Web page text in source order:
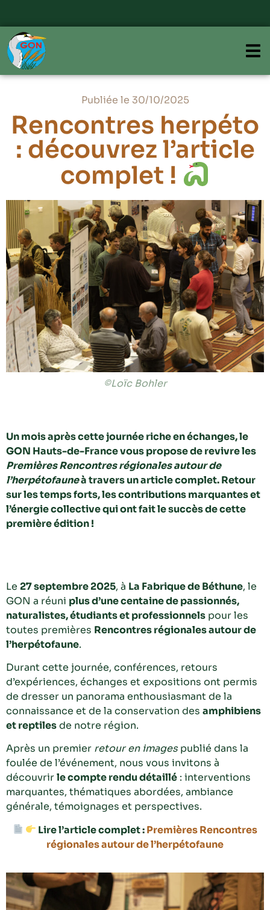
Publiée le 30/10/2025
Rencontres herpéto
: découvrez l’article
complet !
©Loïc Bohler
Un mois après cette journée riche en échanges, le
GON Hauts-de-France vous propose de revivre les
Premières Rencontres régionales autour de
l’herpétofauneà travers un article complet. Retour
sur les temps forts, les contributions marquantes et
l’énergie collective qui ont fait le succès de cette
première édition !
Le 27 septembre 2025, à La Fabrique de Béthune, le
GON a réuni plus d’une centaine de passionnés,
naturalistes, étudiants et professionnels pour les
toutes premières Rencontres régionales autour de
l’herpétofaune.
Durant cette journée, conférences, retours
d’expériences, échanges et expositions ont permis
de dresser un panorama enthousiasmant de la
connaissance et de la conservation des amphibiens
et reptilesde notre région.
Après un premier retour en imagespublié dans la
foulée de l’événement, nous vous invitons à
découvrirle compte rendu détaillé : interventions
marquantes, thématiques abordées, ambiance
générale, témoignages et perspectives.
Lire l’article complet :Premières Rencontres
régionales autour de l’herpétofaune